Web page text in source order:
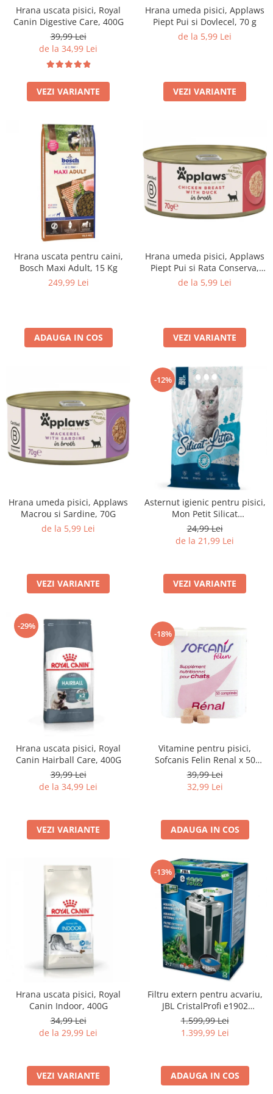
Filtru extern acvariu
Filtru intern acvariu
Pompe aer acvariu
Pompa apa acvariu
Neoane si LED-uri pentru acvarii
Substrat acvariu
Sisteme CO2
Sterilizator acvariu
Racitoare
Fertilizatori acvarii
Tratamente pesti acvariu
Teste apa
Furtune si conectori acvarii
Curatare acvarii
Conditioneri apa acvariu
Medii filtrante
Piese de schimb
Pasari
Hrana pasari
Rozatoare
Igiena rozatoare
Hrana Rozatoare
Reptile
Igiena reptile
Decoruri terarii
Incalzitoare si pompe terarii
Suplimente vitamino minerale
reptile
Iazuri
Igiena Iazuri
Conditioner apa iaz
Hrana pesti iazuri
Teste apa iaz
Pompe iaz
Accesorii iaz
Cai
Toaletare cai
Accesorii cai
Hrana uscata pisici, Royal
Canin Digestive Care, 400G
39,99 Lei
de la 34,99 Lei
VEZI VARIANTE
Hrana umeda pisici, Applaws
Piept Pui si Dovlecel, 70 g
de la 5,99 Lei
VEZI VARIANTE
Hrana uscata pentru caini,
Bosch Maxi Adult, 15 Kg
249,99 Lei
ADAUGA IN COS
Hrana umeda pisici, Applaws
Piept Pui si Rata Conserva,
70G
de la 5,99 Lei
VEZI VARIANTE
Hrana umeda pisici, Applaws
Macrou si Sardine, 70G
de la 5,99 Lei
VEZI VARIANTE
-12%
Asternut igienic pentru pisici,
Mon Petit Silicat
Antibacterian, 3.8L
24,99 Lei
de la 21,99 Lei
VEZI VARIANTE
-29%
Hrana uscata pisici, Royal
Canin Hairball Care, 400G
39,99 Lei
de la 34,99 Lei
VEZI VARIANTE
-18%
Vitamine pentru pisici,
Sofcanis Felin Renal x 50
comprimate
39,99 Lei
32,99 Lei
ADAUGA IN COS
Hrana uscata pisici, Royal
Canin Indoor, 400G
34,99 Lei
de la 29,99 Lei
VEZI VARIANTE
-13%
Filtru extern pentru acvariu,
JBL CristalProfi e1902
greenline, 200 - 800 L
1.599,99 Lei
1.399,99 Lei
ADAUGA IN COS